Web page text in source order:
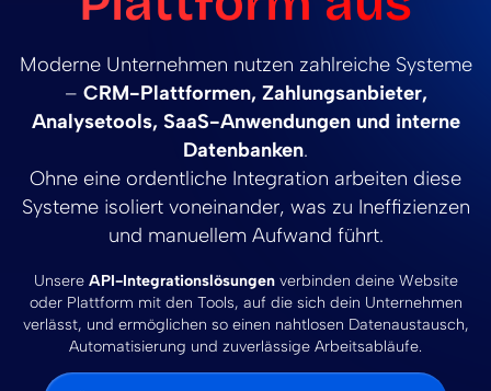
Moderne Unternehmen nutzen zahlreiche Systeme
– CRM-Plattformen, Zahlungsanbieter,
Analysetools, SaaS-Anwendungen und interne
Datenbanken.
Ohne eine ordentliche Integration arbeiten diese
Systeme isoliert voneinander, was zu Ineffizienzen
und manuellem Aufwand führt.
Unsere API-Integrationslösungenverbinden deine Website
oder Plattform mit den Tools, auf die sich dein Unternehmen
verlässt, und ermöglichen so einen nahtlosen Datenaustausch,
Automatisierung und zuverlässige Arbeitsabläufe.